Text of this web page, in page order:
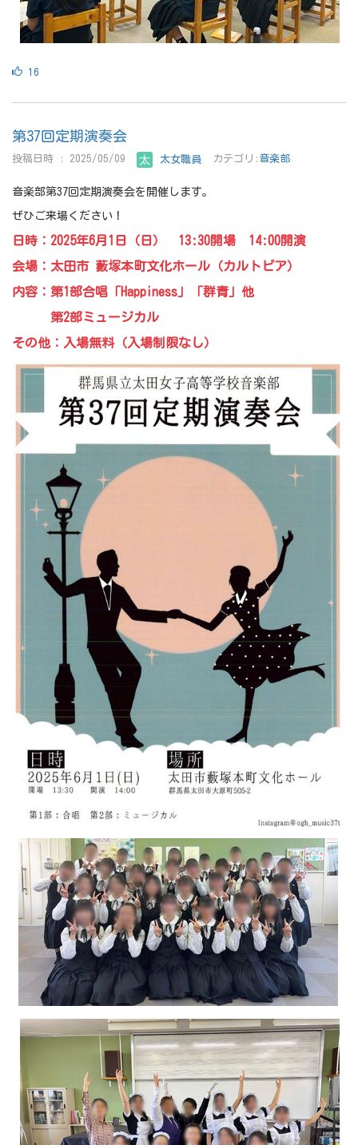
16
第37回定期演奏会
投稿日時 : 2025/05/09 太女職員 カテゴリ: 音楽部
音楽部第37回定期演奏会を開催します。
ぜひご来場ください！
日時：2025年6月1日（日） 13:30開場 14:00開演
会場：太田市 藪塚本町文化ホール（カルトピア）
内容：第1部合唱「Happiness」「群青」他
第2部ミュージカル
その他：入場無料（入場制限なし）